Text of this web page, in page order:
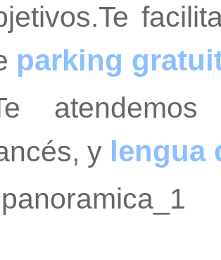
parking
y lengua